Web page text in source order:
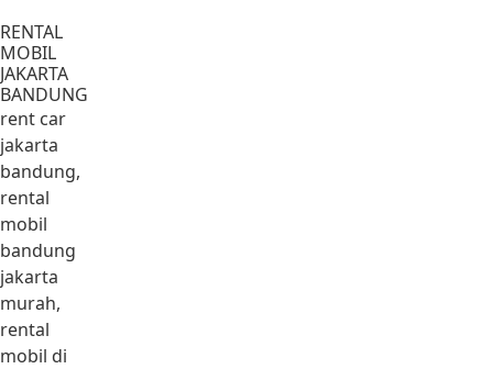
RENTAL
MOBIL
JAKARTA
BANDUNG
rent car
jakarta
bandung,
rental
mobil
bandung
jakarta
murah,
rental
mobil di